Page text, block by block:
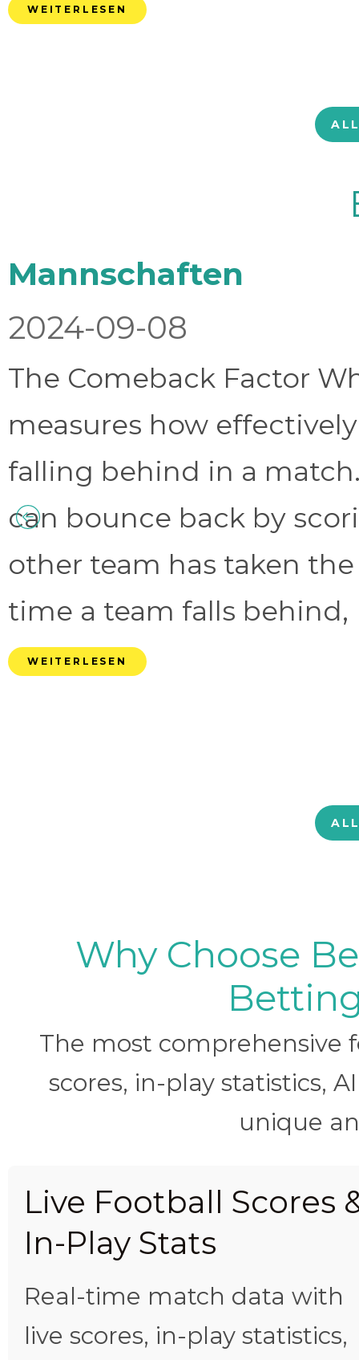
WEITERLESEN
Mannschaften
2024-09-08
The Comeback Factor
measures how
falling behind in a
can bounce back by
other team has taken
time a team falls behind,
WEITERLESEN
Why Choose
The most
scores, in-play statistics,
unique
Live Football Scores
In-Play Stats
Real-time match data with
live scores, in-play statistics,